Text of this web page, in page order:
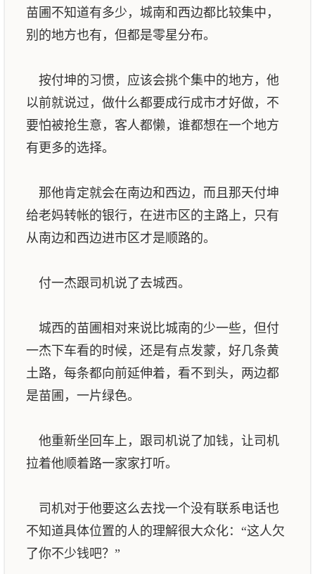
苗圃不知道有多少，城南和西边都比较集中，
别的地方也有，但都是零星分布。
按付坤的习惯，应该会挑个集中的地方，他
以前就说过，做什么都要成行成市才好做，不
要怕被抢生意，客人都懒，谁都想在一个地方
有更多的选择。
那他肯定就会在南边和西边，而且那天付坤
给老妈转帐的银行，在进市区的主路上，只有
从南边和西边进市区才是顺路的。
付一杰跟司机说了去城西。
城西的苗圃相对来说比城南的少一些，但付
一杰下车看的时候，还是有点发蒙，好几条黄
土路，每条都向前延伸着，看不到头，两边都
是苗圃，一片绿色。
他重新坐回车上，跟司机说了加钱，让司机
拉着他顺着路一家家打听。
司机对于他要这么去找一个没有联系电话也
不知道具体位置的人的理解很大众化：“这人欠
了你不少钱吧？”